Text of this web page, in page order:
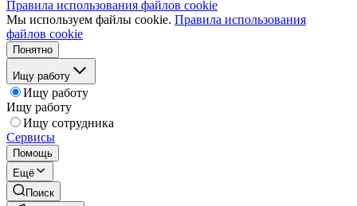
Правила использования файлов cookie
Мы используем файлы cookie. Правила использования
файлов cookie
Понятно
Ищу работу
Ищу работу
Ищу работу
Ищу сотрудника
Сервисы
Помощь
Ещё
Поиск